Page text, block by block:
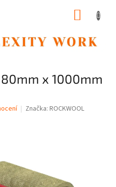
80mm x 1000mm
Značka: ROCKWOOL